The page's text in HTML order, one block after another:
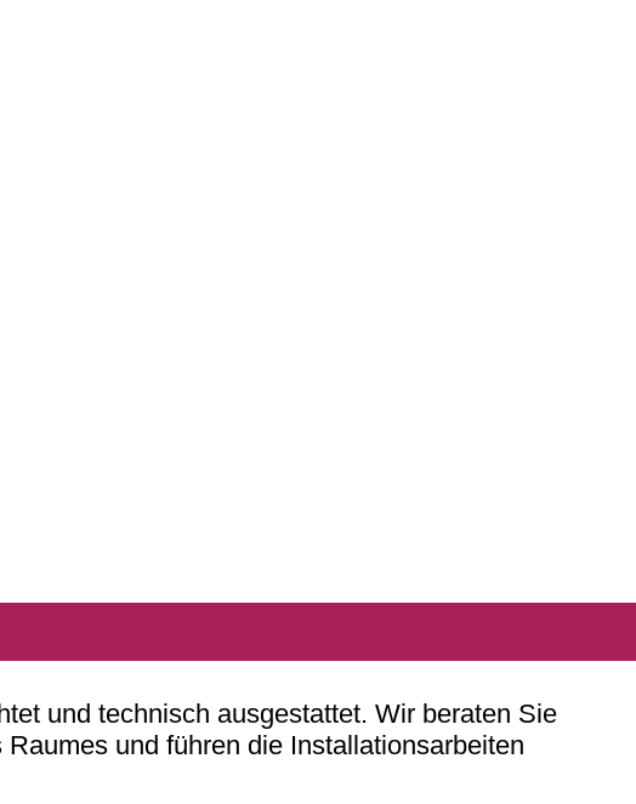
und technisch ausgestattet. Wir beraten Sie
und führen die Installationsarbeiten